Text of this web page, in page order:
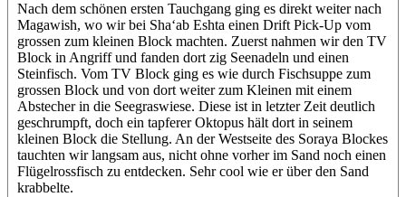
Nach dem schönen ersten Tauchgang ging es direkt weiter nach
Magawish, wo wir bei Sha‘ab Eshta einen Drift Pick-Up vom
grossen zum kleinen Block machten. Zuerst nahmen wir den TV
Block in Angriff und fanden dort zig Seenadeln und einen
Steinfisch. Vom TV Block ging es wie durch Fischsuppe zum
grossen Block und von dort weiter zum Kleinen mit einem
Abstecher in die Seegraswiese. Diese ist in letzter Zeit deutlich
geschrumpft, doch ein tapferer Oktopus hält dort in seinem
kleinen Block die Stellung. An der Westseite des Soraya Blockes
tauchten wir langsam aus, nicht ohne vorher im Sand noch einen
Flügelrossfisch zu entdecken. Sehr cool wie er über den Sand
krabbelte.